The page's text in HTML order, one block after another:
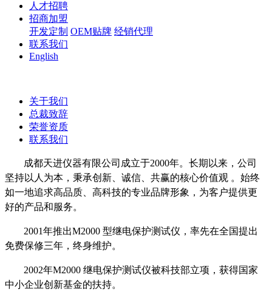
人才招聘
招商加盟
开发定制 OEM贴牌 经销代理
联系我们
English
关于我们
总裁致辞
荣誉资质
联系我们
成都天进仪器有限公司成立于2000年。长期以来，公司
坚持以人为本，秉承创新、诚信、共赢的核心价值观 。始终
如一地追求高品质、高科技的专业品牌形象，为客户提供更
好的产品和服务。
2001年推出M2000 型继电保护测试仪，率先在全国提出
免费保修三年，终身维护。
2002年M2000 继电保护测试仪被科技部立项，获得国家
中小企业创新基金的扶持。